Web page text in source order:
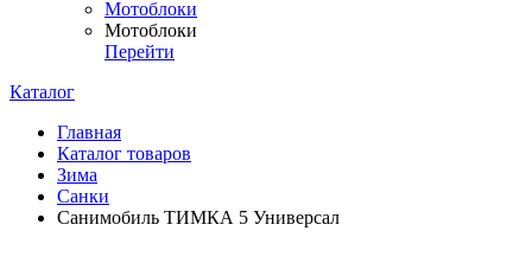
Мотоблоки
Мотоблоки
Перейти
Каталог
Главная
Каталог товаров
Зима
Санки
Санимобиль ТИМКА 5 Универсал